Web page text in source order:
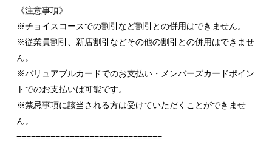
《注意事項》
※チョイスコースでの割引など割引との併用はできません。
※従業員割引、新店割引などその他の割引との併用はできませ
ん。
※バリュアブルカードでのお支払い・メンバーズカードポイン
トでのお支払いは可能です。
※禁忌事項に該当される方は受けていただくことができませ
ん。
==============================